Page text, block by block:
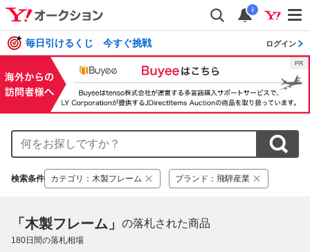
i
毎日引けるくじ 今すぐ挑戦 ログイン
検索条件 カテゴリ ： 木製フレーム ブランド ： 飛騨産業
「木製フレーム」 の落札された商品
180日間の落札相場